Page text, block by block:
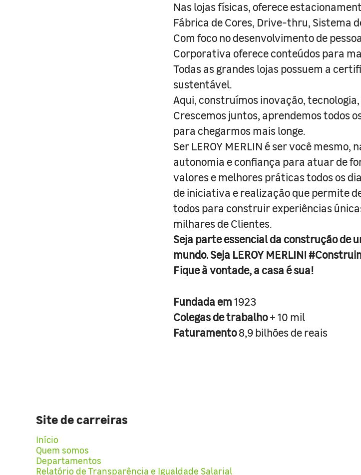
Nas lojas físicas, oferece
Fábrica de Cores, Drive-thru, Sistema
Com foco no desenvolvimento de
Corporativa oferece conteúdos para
Todas as grandes lojas possuem a
sustentável.
Aqui, construímos inovação,
Crescemos juntos, aprendemos todos
para chegarmos mais longe.
Ser LEROY MERLIN é ser você mesmo,
autonomia e confiança para atuar de
valores e melhores práticas todos os
de iniciativa e realização que permite
todos para construir experiências
milhares de Clientes.
Seja parte essencial da construção de
mundo. Seja LEROY MERLIN!
Fique à vontade, a casa é sua!
Fundada em1923
Colegas de trabalho+ 10 mil
Faturamento8,9 bilhões de reais
Site de carreiras
Início
Quem somos
Departamentos
Relatório de Transparência e Igualdade Salarial